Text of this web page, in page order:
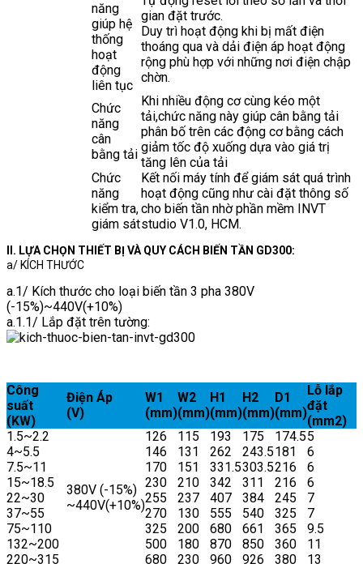
năng
giúp hệ
thống
hoạt
động
liên tục
gian đặt trước.
Duy trì hoạt động khi bị mất điện
thoáng qua và dải điện áp hoạt động
rộng phù hợp với những nơi điện chập
chờn.
Chức
năng
cân
bằng tải
Khi nhiều động cơ cùng kéo một
tải,chức năng này giúp cân bằng tải
phân bố trên các động cơ bằng cách
giảm tốc độ xuống dựa vào giá trị
tăng lên của tải
Chức
năng
kiểm tra,
giám sát
Kết nối máy tính để giám sát quá trình
hoạt động cũng như cài đặt thông số
cho biến tần nhờ phần mềm INVT
studio V1.0, HCM.
II. LỰA CHỌN THIẾT BỊ VÀ QUY CÁCH BIẾN TẦN GD300:
a/ KÍCH THƯỚC
a.1/ Kích thước cho loại biến tần 3 pha 380V
(-15%)~440V(+10%)
a.1.1/ Lắp đặt trên tường:
Công
suất
(KW)
Điện Áp
(V)
W1
(mm)
W2
(mm)
H1
(mm)
H2
(mm)
D1
(mm)
Lỗ lắp
đặt
(mm2)
1.5~2.2
380V (-15%)
~440V(+10%)
126 115 193 175 174.55
4~5.5
146 131 262 243.5181
6
7.5~11
170 151 331.5303.5216
6
15~18.5
230 210 342 311 216
6
22~30
255 237 407 384 245
7
37~55
270 130 555 540 325
7
75~110
325 200 680 661 365
9.5
132~200
500 180 870 850 360
11
220~315
680 230 960 926 380 13